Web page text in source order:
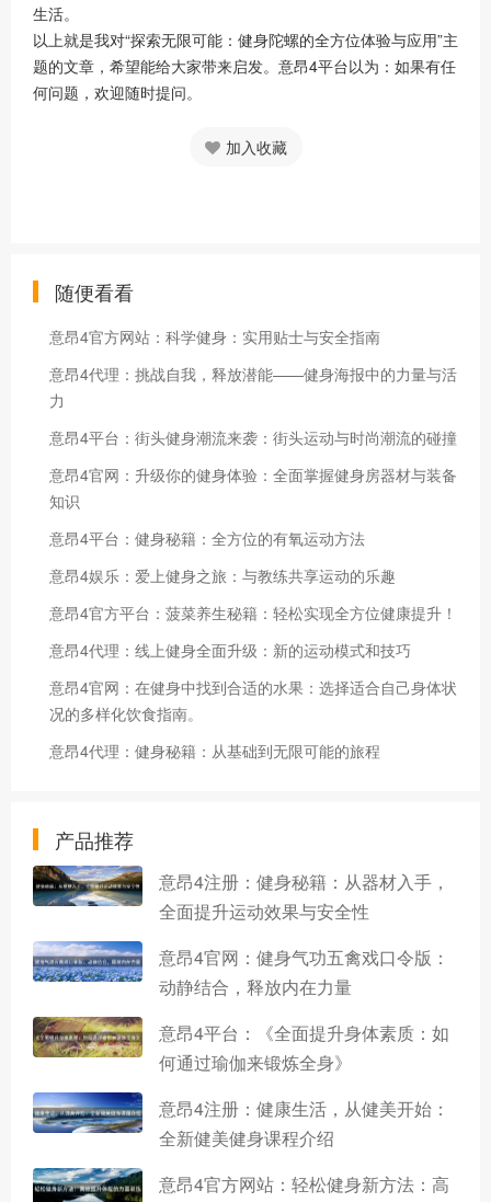
生活。
以上就是我对“探索无限可能：健身陀螺的全方位体验与应用”主
题的文章，希望能给大家带来启发。意昂4平台以为：如果有任
何问题，欢迎随时提问。
加入收藏
随便看看
意昂4官方网站：科学健身：实用贴士与安全指南
意昂4代理：挑战自我，释放潜能——健身海报中的力量与活
力
意昂4平台：街头健身潮流来袭：街头运动与时尚潮流的碰撞
意昂4官网：升级你的健身体验：全面掌握健身房器材与装备
知识
意昂4平台：健身秘籍：全方位的有氧运动方法
意昂4娱乐：爱上健身之旅：与教练共享运动的乐趣
意昂4官方平台：菠菜养生秘籍：轻松实现全方位健康提升！
意昂4代理：线上健身全面升级：新的运动模式和技巧
意昂4官网：在健身中找到合适的水果：选择适合自己身体状
况的多样化饮食指南。
意昂4代理：健身秘籍：从基础到无限可能的旅程
产品推荐
意昂4注册：健身秘籍：从器材入手，
全面提升运动效果与安全性
意昂4官网：健身气功五禽戏口令版：
动静结合，释放内在力量
意昂4平台：《全面提升身体素质：如
何通过瑜伽来锻炼全身》
意昂4注册：健康生活，从健美开始：
全新健美健身课程介绍
意昂4官方网站：轻松健身新方法：高